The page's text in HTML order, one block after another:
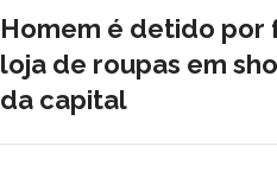
Homem é detido por
loja de roupas em
da capital